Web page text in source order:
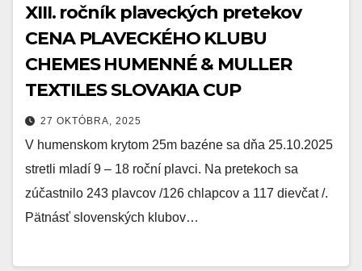
XIII. ročník plaveckých pretekov
CENA PLAVECKÉHO KLUBU
CHEMES HUMENNÉ & MULLER
TEXTILES SLOVAKIA CUP
27 OKTÓBRA, 2025
V humenskom krytom 25m bazéne sa dňa 25.10.2025
stretli mladí 9 – 18 roční plavci. Na pretekoch sa
zúčastnilo 243 plavcov /126 chlapcov a 117 dievčat /.
Pätnásť slovenských klubov…